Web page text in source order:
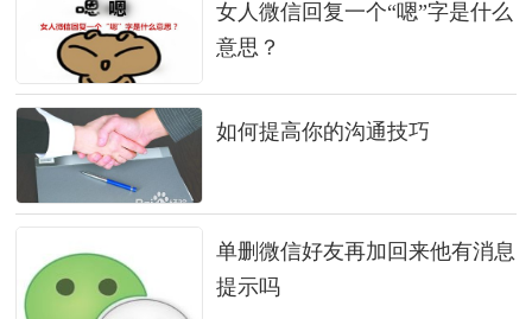
女人微信回复一个“嗯”字是什么
意思？
如何提高你的沟通技巧
单删微信好友再加回来他有消息
提示吗